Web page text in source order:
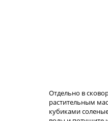
Отдельно в
растительным
кубиками